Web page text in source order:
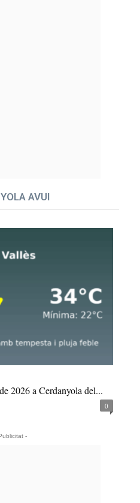
AVUI
2026 a Cerdanyola del...
0
-